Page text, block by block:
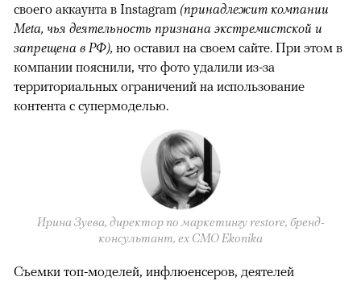
своего аккаунта в Instagram (принадлежит компании
Meta, чья деятельность признана экстремистской и
запрещена в РФ), но оставил на своем сайте. При этом в
компании пояснили, что фото удалили из-за
территориальных ограничений на использование
контента с супермоделью.
Ирина Зуева, директор по маркетингу restore, бренд-
консультант, eх CMO Ekonika
Съемки топ-моделей, инфлюенсеров, деятелей